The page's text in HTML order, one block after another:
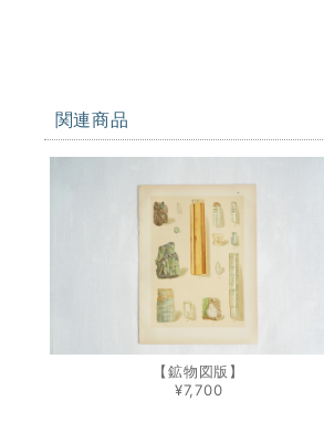
関連商品
【鉱物図版】
¥7,700